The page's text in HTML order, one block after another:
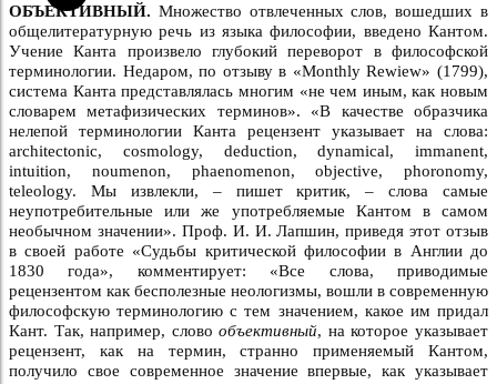
ОБЪЕКТИВНЫЙ. Множество отвлеченных слов, вошедших в
общелитературную речь из языка философии, введено Кантом.
Учение Канта произвело глубокий переворот в философской
терминологии. Недаром, по отзыву в «Monthly Rewiew» (1799),
система Канта представлялась многим «не чем иным, как новым
словарем метафизических терминов». «В качестве образчика
нелепой терминологии Канта рецензент указывает на слова:
architectonic, cosmology, deduction, dynamical, immanent,
intuition, noumenon, phaenomenon, objective, phoronomy,
teleology. Мы извлекли, – пишет критик, – слова самые
неупотребительные или же употребляемые Кантом в самом
необычном значении». Проф. И. И. Лапшин, приведя этот отзыв
в своей работе «Судьбы критической философии в Англии до
1830 года», комментирует: «Все слова, приводимые
рецензентом как бесполезные неологизмы, вошли в современную
философскую терминологию с тем значением, какое им придал
Кант. Так, например, словообъективный, на которое указывает
рецензент, как на термин, странно применяемый Кантом,
получило свое современное значение впервые, как указывает